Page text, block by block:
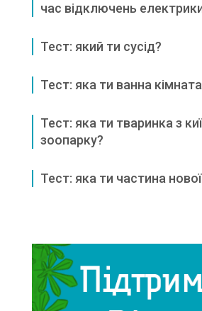
час відключень
Тест: який ти сусід?
Тест: яка ти ванна
Тест: яка ти тваринка з
зоопарку?
Тест: яка ти частина